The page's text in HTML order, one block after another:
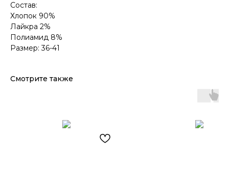
Состав:
Хлопок 90%
Лайкра 2%
Полиамид 8%
Размер: 36-41
Смотрите также